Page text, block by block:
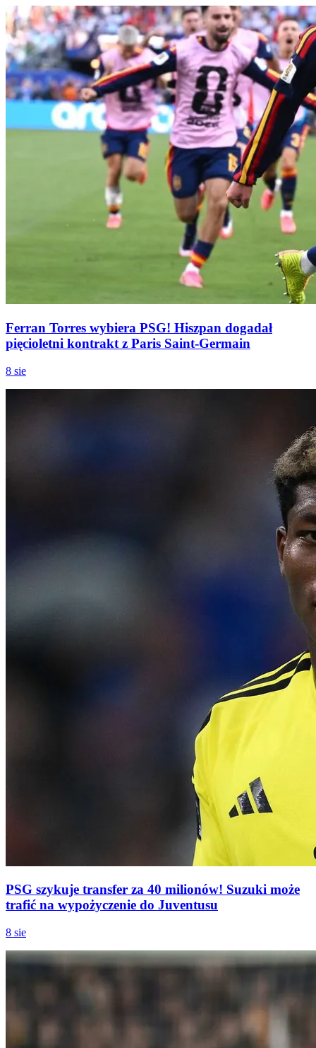
Ferran Torres wybiera PSG! Hiszpan dogadał
pięcioletni kontrakt z Paris Saint-Germain
8 sie
PSG szykuje transfer za 40 milionów! Suzuki może
trafić na wypożyczenie do Juventusu
8 sie